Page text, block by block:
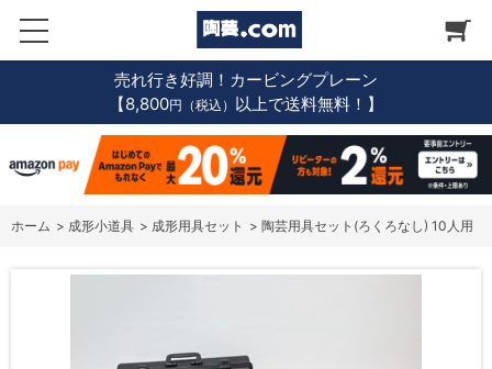
売れ行き好調！カービングプレーン
【8,800円（税込） 以上で送料無料！】
ホーム > 成形小道具 > 成形用具セット > 陶芸用具セット(ろくろなし) 10人用